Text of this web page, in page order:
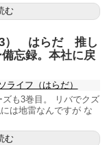
む
3） はらだ 推し
忘録。本社に戻
ライフ（はらだ）
も3巻目。 リバでクズ
は地雷なんですが な
む